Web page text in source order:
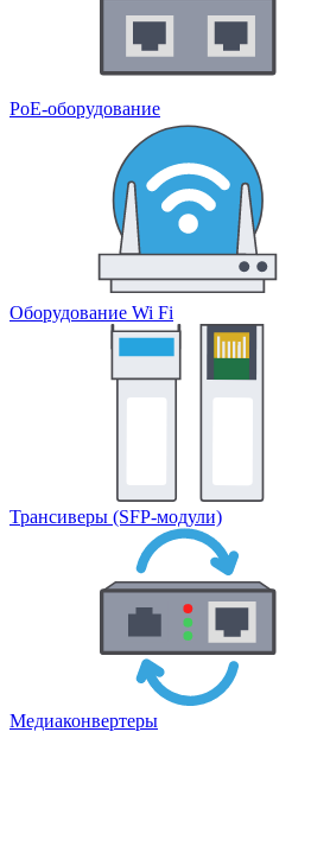
PoE-оборудование
Оборудование Wi Fi
Трансиверы (SFP-модули)
Медиаконвертеры